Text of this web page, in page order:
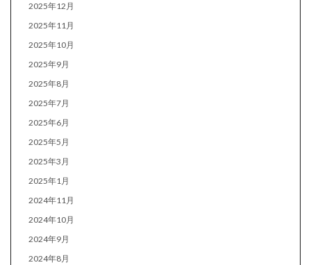
2025年12月
2025年11月
2025年10月
2025年9月
2025年8月
2025年7月
2025年6月
2025年5月
2025年3月
2025年1月
2024年11月
2024年10月
2024年9月
2024年8月